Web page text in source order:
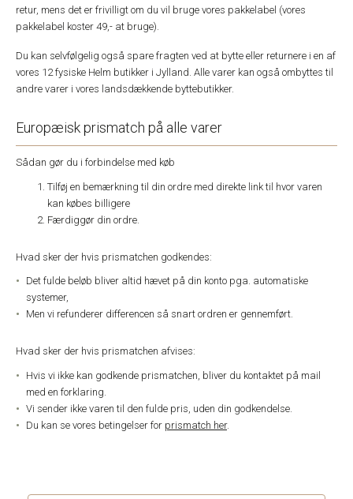
retur, mens det er frivilligt om du vil bruge vores pakkelabel (vores
pakkelabel koster 49,- at bruge).
Du kan selvfølgelig også spare fragten ved at bytte eller returnere i en af
vores 12 fysiske Helm butikker i Jylland. Alle varer kan også ombyttes til
andre varer i vores landsdækkende byttebutikker.
Europæisk prismatch på alle varer
Sådan gør du i forbindelse med køb
Tilføj en bemærkning til din ordre med direkte link til hvor varen
kan købes billigere
Færdiggør din ordre.
Hvad sker der hvis prismatchen godkendes:
Det fulde beløb bliver altid hævet på din konto pga. automatiske
systemer,
Men vi refunderer differencen så snart ordren er gennemført.
Hvad sker der hvis prismatchen afvises:
Hvis vi ikke kan godkende prismatchen, bliver du kontaktet på mail
med en forklaring.
Vi sender ikke varen til den fulde pris, uden din godkendelse.
Du kan se vores betingelser for prismatch her.